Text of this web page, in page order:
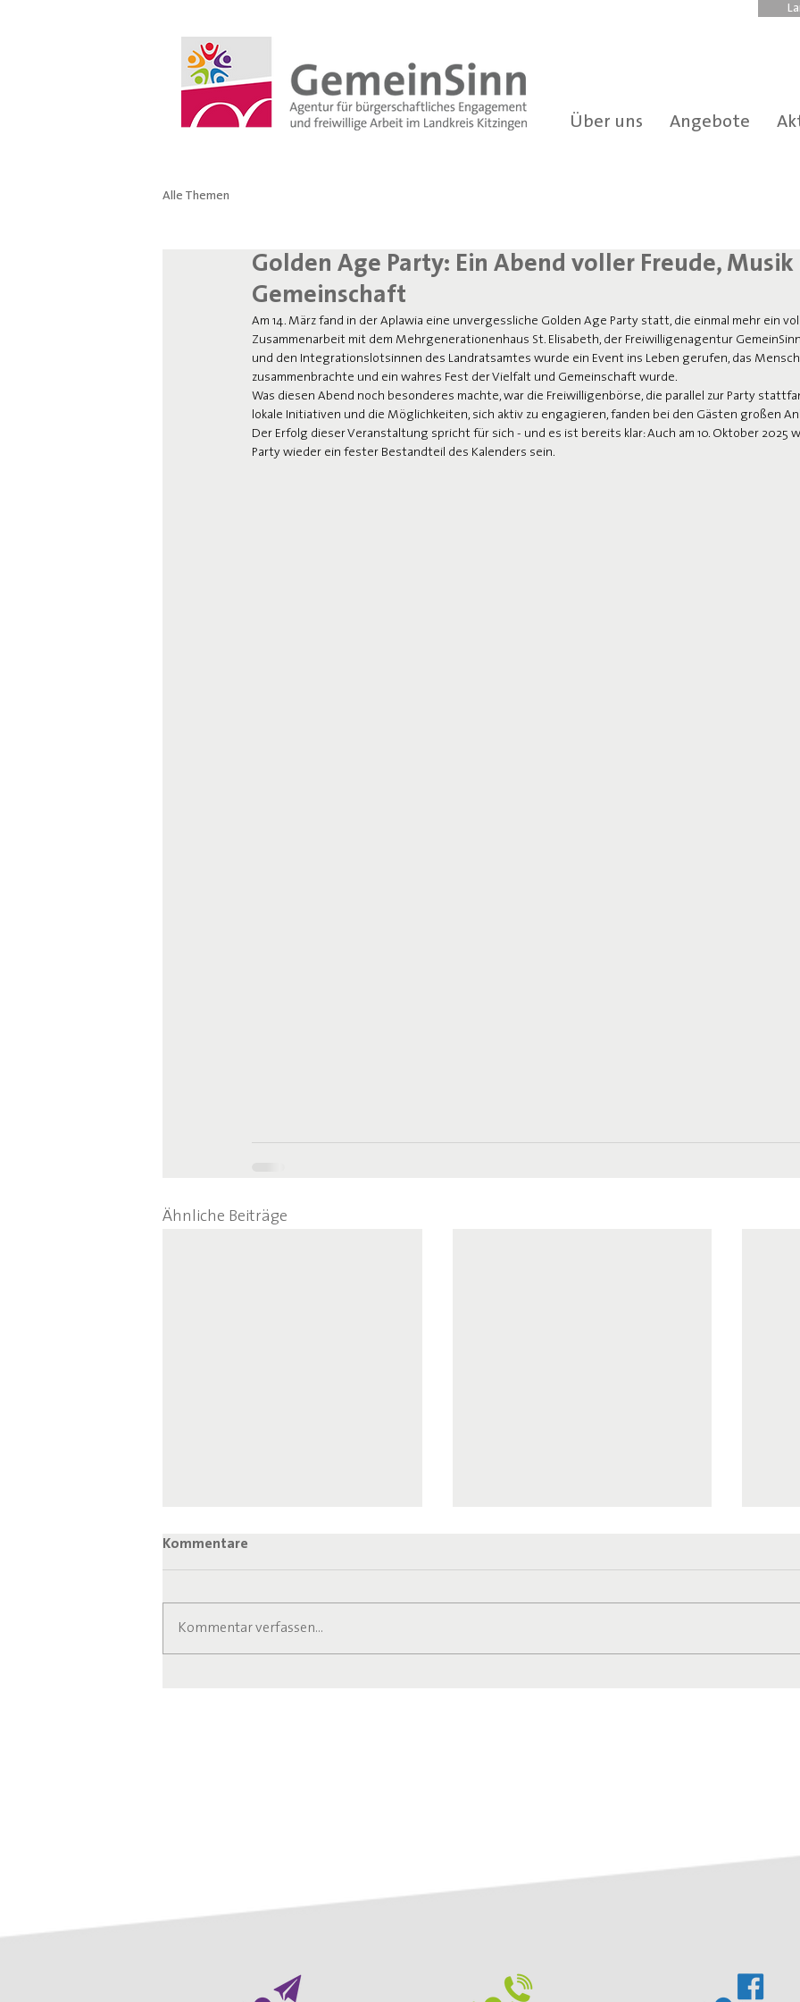
Über uns Angebote
Alle Themen
Golden Age Party: Ein Abend voller Freude, Musik
Gemeinschaft
Am 14. März fand in der Aplawia eine unvergessliche Golden Age Party statt, die einmal mehr ein
Zusammenarbeit mit dem Mehrgenerationenhaus St. Elisabeth, der Freiwilligenagentur
und den Integrationslotsinnen des Landratsamtes wurde ein Event ins Leben gerufen, das
zusammenbrachte und ein wahres Fest der Vielfalt und Gemeinschaft wurde.
Was diesen Abend noch besonderes machte, war die Freiwilligenbörse, die parallel zur Party
lokale Initiativen und die Möglichkeiten, sich aktiv zu engagieren, fanden bei den Gästen großen
Der Erfolg dieser Veranstaltung spricht für sich - und es ist bereits klar: Auch am 10. Oktober 2025
Party wieder ein fester Bestandteil des Kalenders sein.
Ähnliche Beiträge
Kommentare
Kommentar verfassen...